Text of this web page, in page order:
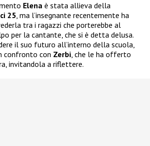
Elena è stata allieva della
25, ma l’insegnante recentemente ha
tra i ragazzi che porterebbe al
per la cantante, che si è detta delusa.
il suo futuro all’interno della scuola,
confronto con Zerbi, che le ha offerto
invitandola a riflettere.